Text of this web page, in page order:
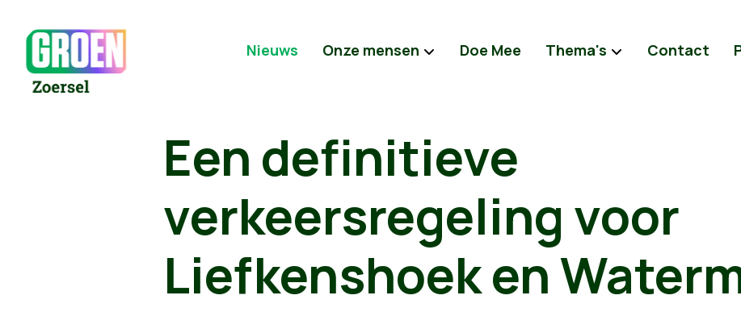
Nieuws Onze mensen Doe Mee Thema's Contact
Een definitieve
verkeersregeling voor
Liefkenshoek en